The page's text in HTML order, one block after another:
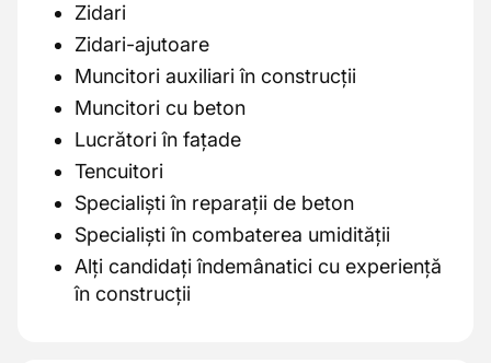
Zidari
Zidari-ajutoare
Muncitori auxiliari în construcții
Muncitori cu beton
Lucrători în fațade
Tencuitori
Specialiști în reparații de beton
Specialiști în combaterea umidității
Alți candidați îndemânatici cu experiență
în construcții